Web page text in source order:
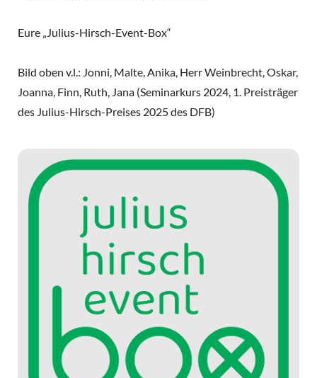
Eure „Julius-Hirsch-Event-Box“
Bild oben v.l.: Jonni, Malte, Anika, Herr Weinbrecht, Oskar,
Joanna, Finn, Ruth, Jana (Seminarkurs 2024, 1. Preisträger
des Julius-Hirsch-Preises 2025 des DFB)